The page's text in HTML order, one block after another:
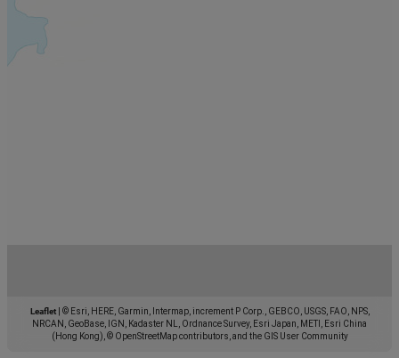
Leaflet
© Esri, HERE, Garmin, Intermap, increment P Corp., GEBCO, USGS, FAO, NPS,
NRCAN, GeoBase, IGN, Kadaster NL, Ordnance Survey, Esri Japan, METI, Esri China
(Hong Kong), © OpenStreetMap contributors, and the GIS User Community